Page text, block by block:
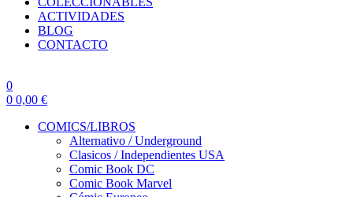
ACTIVIDADES
BLOG
CONTACTO
0
0 0,00 €
COMICS/LIBROS
Alternativo / Underground
Clasicos / Independientes USA
Comic Book DC
Comic Book Marvel